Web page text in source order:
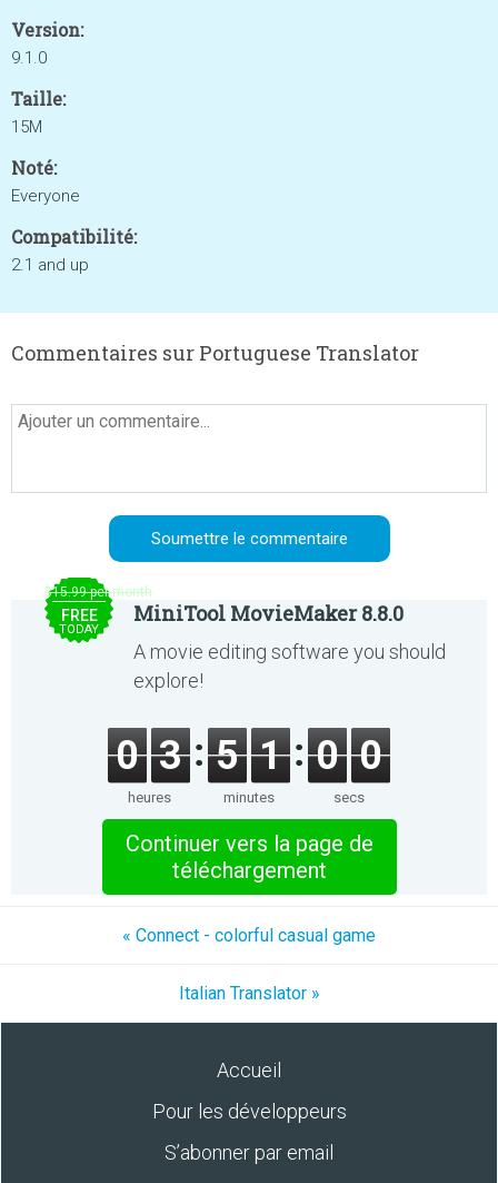
Version:
9.1.0
Taille:
15M
Noté:
Everyone
Compatibilité:
2.1 and up
Commentaires sur Portuguese Translator
$15.99 per month
FREE
TODAY
MiniTool MovieMaker 8.8.0
A movie editing software you should
explore!
0 3
heures
5 1
minutes
0 0
secs
Continuer vers la page de
téléchargement
« Connect - colorful casual game
Italian Translator »
Accueil
Pour les développeurs
S’abonner par email